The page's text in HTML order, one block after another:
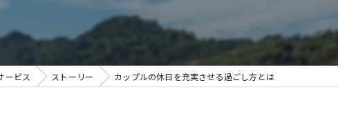
ービス ストーリー カップルの休日を充実させる過ごし方とは